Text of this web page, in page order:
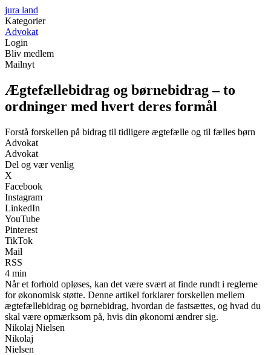
jura land
Kategorier
Advokat
Login
Bliv medlem
Mailnyt
Ægtefællebidrag og børnebidrag – to
ordninger med hvert deres formål
Forstå forskellen på bidrag til tidligere ægtefælle og til fælles børn
Advokat
Advokat
Del og vær venlig
X
Facebook
Instagram
LinkedIn
YouTube
Pinterest
TikTok
Mail
RSS
4 min
Når et forhold opløses, kan det være svært at finde rundt i reglerne
for økonomisk støtte. Denne artikel forklarer forskellen mellem
ægtefællebidrag og børnebidrag, hvordan de fastsættes, og hvad du
skal være opmærksom på, hvis din økonomi ændrer sig.
Nikolaj Nielsen
Nikolaj
Nielsen